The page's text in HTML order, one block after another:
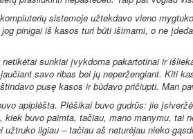
sistemoje užtekdavo vieno
pinigai iš kasos turi būti išimami, o ne
sunkiai įvykdoma pakartotinai ir
savo ribas bei jų neperžengiant. Kiti
pusę kasos ir būdavo pričiupti. Man
apiplėšta. Plėšikai buvo gudrūs: jie
kiek buvo paimta, tačiau, mano manymu, tai
užtruko ilgiau – tačiau aš neturėjau nieko